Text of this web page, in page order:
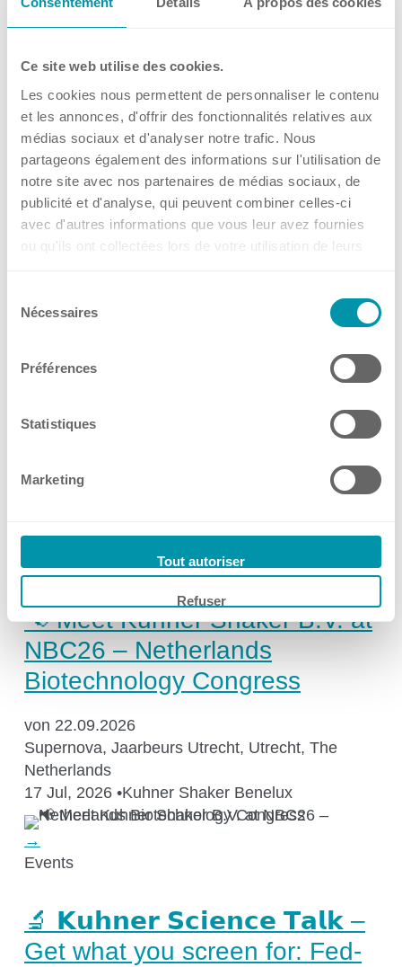
Ce site web utilise des cookies.
Les cookies nous permettent de personnaliser le contenu
et les annonces, d'offrir des fonctionnalités relatives aux
médias sociaux et d'analyser notre trafic. Nous
partageons également des informations sur l'utilisation de
notre site avec nos partenaires de médias sociaux, de
publicité et d'analyse, qui peuvent combiner celles-ci
avec d'autres informations que vous leur avez fournies
ou qu'ils ont collectées lors de votre utilisation de leurs
Nécessaires
Préférences
Statistiques
Marketing
Tout autoriser
Refuser
Happy cycling! 🚲
Weitere Beiträge
and Ireland at ELRIG Drug
27 Jul, 2026
→
📢 Meet Kuhner Shaker B.V. at
NBC26 – Netherlands
Biotechnology Congress
von 22.09.2026
Supernova, Jaarbeurs Utrecht, Utrecht, The
Netherlands
17 Jul, 2026 •Kuhner Shaker Benelux
→
Events
🔬 𝗞𝘂𝗵𝗻𝗲𝗿 𝗦𝗰𝗶𝗲𝗻𝗰𝗲 𝗧𝗮𝗹𝗸 –
Get what you screen for: Fed-